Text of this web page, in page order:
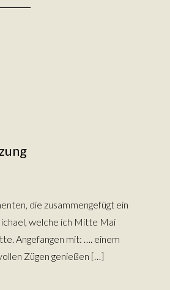
die zusammengefügt ein
welche ich Mitte Mai
Angefangen mit: …. einem
Zügen genießen […]